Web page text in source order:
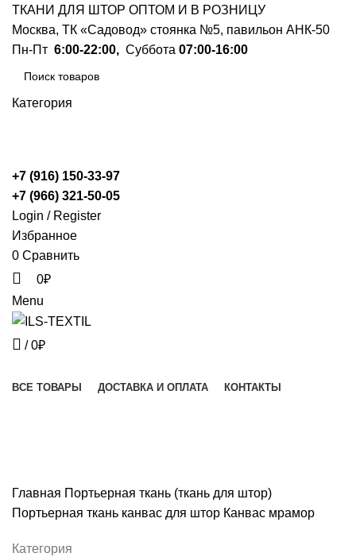
ТКАНИ ДЛЯ ШТОР ОПТОМ И В РОЗНИЦУ
Москва, ТК «Садовод» стоянка №5, павильон АНК-50
Пн-Пт 6:00-22:00, Суббота 07:00-16:00
Категория
+7 (916) 150-33-97
+7 (966) 321-50-05
Login / Register
Избранное
0 Сравнить
0₽
Menu
/ 0₽
ВСЕ ТОВАРЫ ДОСТАВКА И ОПЛАТА КОНТАКТЫ
Главная Портьерная ткань (ткань для штор)
Портьерная ткань канвас для штор Канвас мрамор
Категория